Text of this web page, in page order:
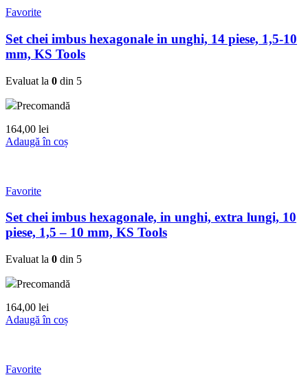
Favorite
Set chei imbus hexagonale in unghi, 14 piese, 1,5-10
mm, KS Tools
Evaluat la 0 din 5
Precomandă
164,00 lei
Adaugă în coș
Favorite
Set chei imbus hexagonale, in unghi, extra lungi, 10
piese, 1,5 – 10 mm, KS Tools
Evaluat la 0 din 5
Precomandă
164,00 lei
Adaugă în coș
Favorite